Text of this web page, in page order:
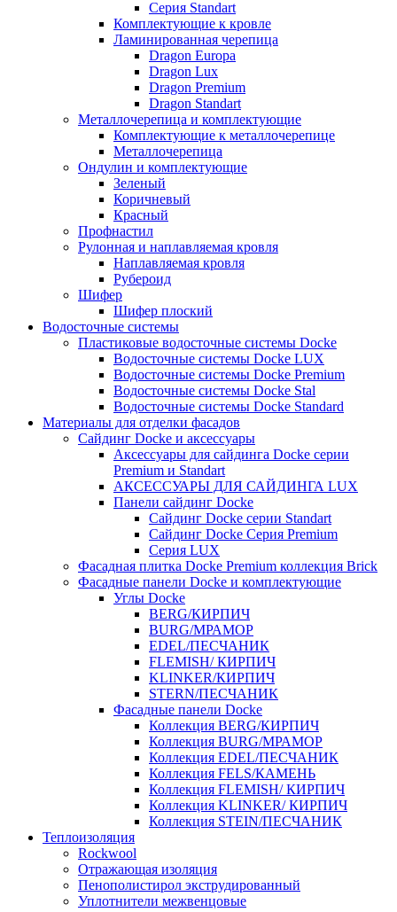
Серия Standart
Комплектующие к кровле
Ламинированная черепица
Dragon Europa
Dragon Lux
Dragon Premium
Dragon Standart
Металлочерепица и комплектующие
Комплектующие к металлочерепице
Металлочерепица
Ондулин и комплектующие
Зеленый
Коричневый
Красный
Профнастил
Рулонная и наплавляемая кровля
Наплавляемая кровля
Рубероид
Шифер
Шифер плоский
Водосточные системы
Пластиковые водосточные системы Docke
Водосточные системы Docke LUX
Водосточные системы Docke Premium
Водосточные системы Docke Stal
Водосточные системы Docke Standard
Материалы для отделки фасадов
Сайдинг Docke и аксессуары
Аксессуары для сайдинга Docke серии
Premium и Standart
АКСЕССУАРЫ ДЛЯ САЙДИНГА LUX
Панели сайдинг Docke
Cайдинг Docke серии Standart
Сайдинг Docke Серия Premium
Серия LUX
Фасадная плитка Docke Premium коллекция Brick
Фасадные панели Docke и комплектующие
Углы Docke
BERG/КИРПИЧ
BURG/МРАМОР
EDEL/ПЕСЧАНИК
FLEMISH/ КИРПИЧ
KLINKER/КИРПИЧ
STERN/ПЕСЧАНИК
Фасадные панели Docke
Коллекция BERG/КИРПИЧ
Коллекция BURG/МРАМОР
Коллекция EDEL/ПЕСЧАНИК
Коллекция FELS/КАМЕНЬ
Коллекция FLEMISH/ КИРПИЧ
Коллекция KLINKER/ КИРПИЧ
Коллекция STEIN/ПЕСЧАНИК
Теплоизоляция
Rockwool
Отражающая изоляция
Пенополистирол экструдированный
Уплотнители межвенцовые